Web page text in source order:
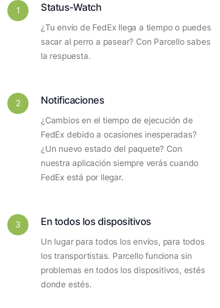
1 Status-Watch
¿Tu envío de FedEx llega a tiempo o puedes
sacar al perro a pasear? Con Parcello sabes
la respuesta.
2 Notificaciones
¿Cambios en el tiempo de ejecución de
FedEx debido a ocasiones inesperadas?
¿Un nuevo estado del paquete? Con
nuestra aplicación siempre verás cuando
FedEx está por llegar.
3 En todos los dispositivos
Un lugar para todos los envíos, para todos
los transportistas. Parcello funciona sin
problemas en todos los dispositivos, estés
donde estés.